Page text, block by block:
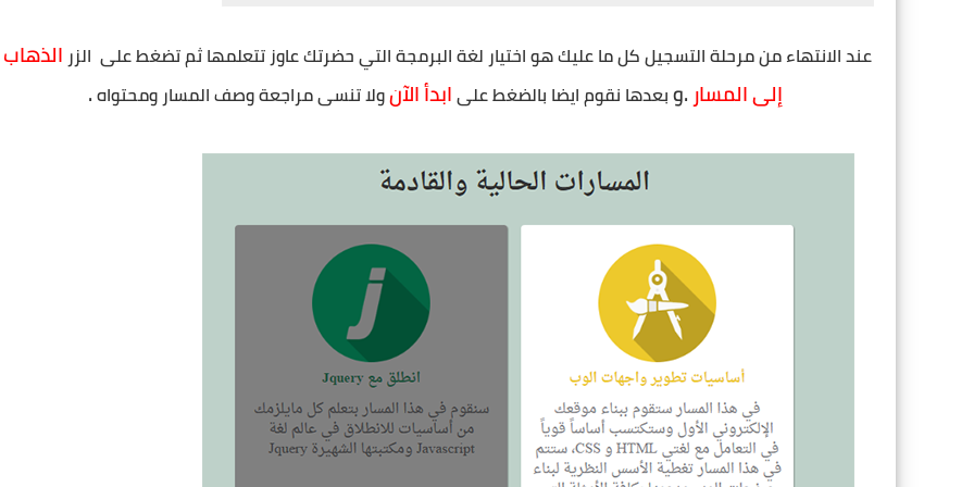
عند الانتهاء من مرحلة التسجيل كل ما عليك هو اختيار لغة البرمجة التي حضرتك عاوز تتعلمها ثم تضغط على  الزر
إلى المسار.و بعدها نقوم ايضا بالضغط على ابدأ الآنولا تنسى مراجعة وصف المسار ومحتواه .